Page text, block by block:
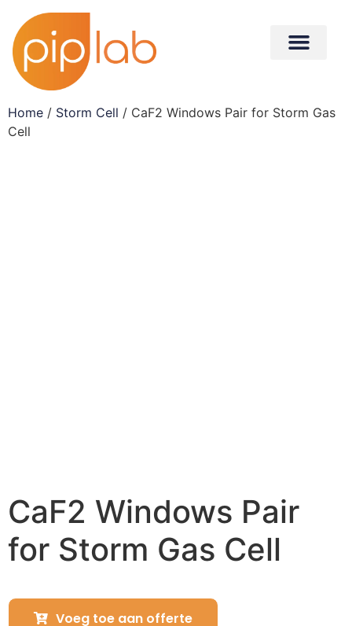
Home / Storm Cell / CaF2 Windows Pair for Storm Gas
Cell
CaF2 Windows Pair
for Storm Gas Cell
Voeg toe aan offerte